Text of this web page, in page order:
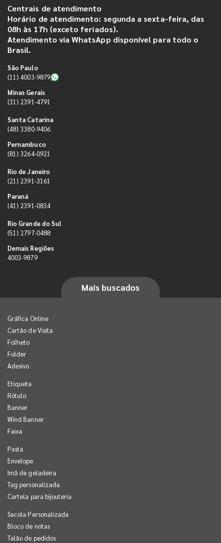
Centrais de atendimento
Horário de atendimento: segunda a sexta-feira, das
08h às 17h (exceto feriados).
Atendimento via WhatsApp disponível para todo o
Brasil.
São Paulo
(11) 4003-9879
Minas Gerais
(31) 2391-4791
Santa Catarina
(48) 3380-9406
Pernambuco
(81) 3264-0921
Rio de Janeiro
(21) 2391-3161
Paraná
(41) 2391-0834
Rio Grande do Sul
(51) 2797-0488
Demais Regiões
4003-9879
Mais buscados
Gráfica Online
Cartão de Visita
Folheto
Folder
Adesivo
Etiqueta
Rótulo
Banner
Wind Banner
Faixa
Pasta
Envelope
Imã de geladeira
Tag personalizada
Cartela para bijouteria
Sacola Personalizada
Bloco de notas
Talão de pedidos